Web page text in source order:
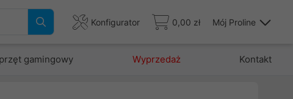
Konfigurator 0,00 zł Mój Proline
gamingowy Wyprzedaż Kontakt